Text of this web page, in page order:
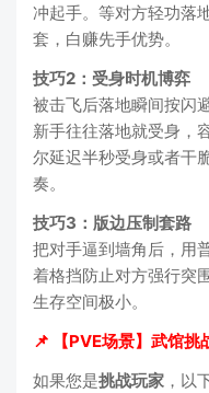
冲起手。等对方轻功落
套，白赚先手优势。
技巧2：受身时机博弈
被击飞后落地瞬间按闪
新手往往落地就受身，
尔延迟半秒受身或者干
奏。
技巧3：版边压制套路
把对手逼到墙角后，用
着格挡防止对方强行突
生存空间极小。
📌 【PVE场景】武馆挑
如果您是挑战玩家 ，以